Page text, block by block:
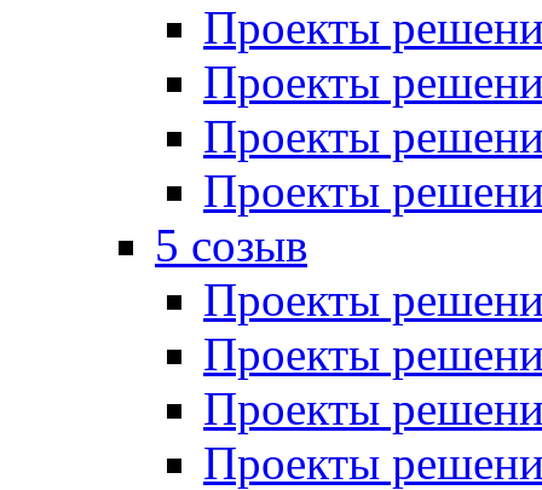
Проекты
Проекты
Проекты
Проекты
5 созыв
Проекты
Проекты
Проекты
Проекты